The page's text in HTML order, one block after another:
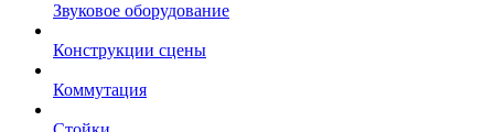
Звуковое оборудование
Конструкции сцены
Коммутация